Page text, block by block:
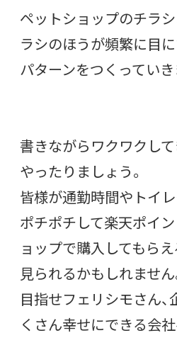
ペットショップのチラ
ラシのほうが頻繁に目
パターンをつくっていき
書きながらワクワクして
やったりましょう。
皆様が通勤時間やトイ
ポチポチして楽天ポイ
ョップで購入してもら
見られるかもしれません
目指せフェリシモさん
くさん幸せにできる会社